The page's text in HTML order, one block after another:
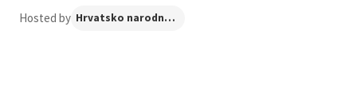
Hosted by Hrvatsko narodno kazalište u Osijeku